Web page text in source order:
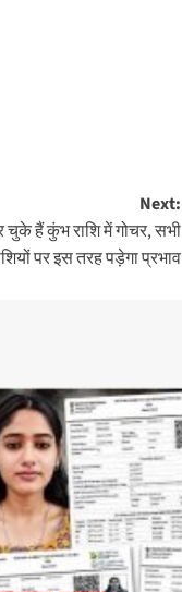
Next:
हैं कुंभ राशि में गोचर, सभी
पर इस तरह पड़ेगा प्रभाव